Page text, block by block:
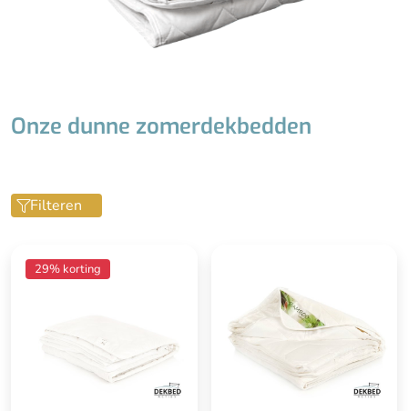
Onze dunne zomerdekbedden
Filteren
29% kortingAnti-allergie
Wassen is overbodig
transpiratievocht en
ademt
Voor sommigen een te
Zacht en soepel
Wasbaar tot 40° graden
Luchtig en
vochtregulerend
Beperkte isolatie tijdens
lagere temperaturen, niet